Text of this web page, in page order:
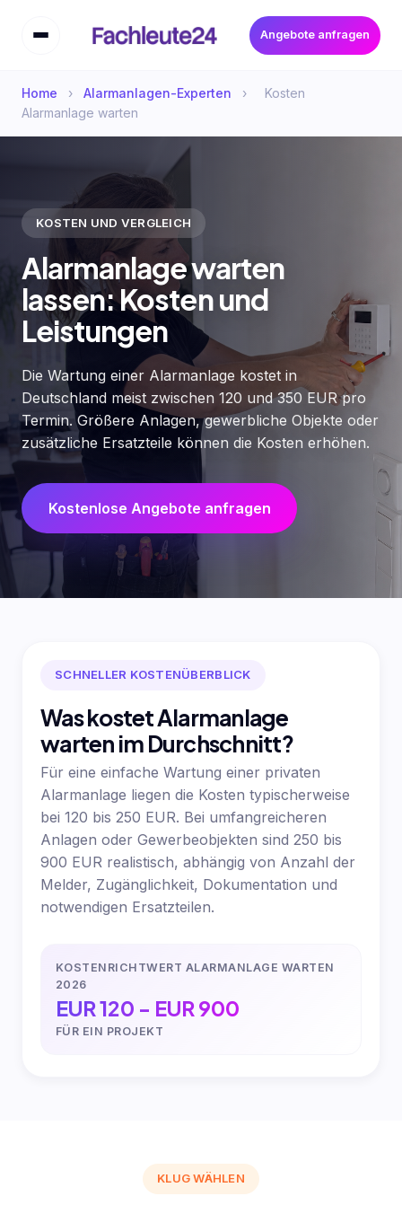
Angebote anfragen
Home › Alarmanlagen-Experten ›
Kosten
Alarmanlage warten
KOSTEN UND VERGLEICH
Alarmanlage warten
lassen: Kosten und
Leistungen
Die Wartung einer Alarmanlage kostet in
Deutschland meist zwischen 120 und 350 EUR pro
Termin. Größere Anlagen, gewerbliche Objekte oder
zusätzliche Ersatzteile können die Kosten erhöhen.
Kostenlose Angebote anfragen
SCHNELLER KOSTENÜBERBLICK
Was kostet Alarmanlage
warten im Durchschnitt?
Für eine einfache Wartung einer privaten
Alarmanlage liegen die Kosten typischerweise
bei 120 bis 250 EUR. Bei umfangreicheren
Anlagen oder Gewerbeobjekten sind 250 bis
900 EUR realistisch, abhängig von Anzahl der
Melder, Zugänglichkeit, Dokumentation und
notwendigen Ersatzteilen.
KOSTENRICHTWERT ALARMANLAGE WARTEN
2026
EUR 120 - EUR 900
FÜR EIN PROJEKT
KLUG WÄHLEN